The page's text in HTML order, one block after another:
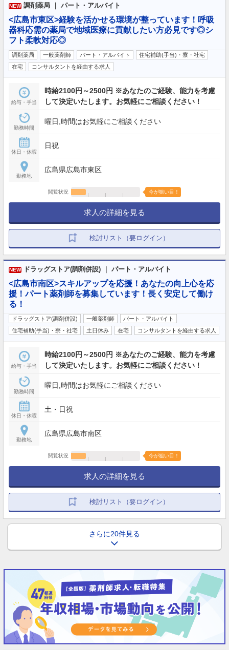
NEW 調剤薬局 ｜ パート・アルバイト
<広島市東区>経験を活かせる環境が整っています！呼吸
器科応需の薬局で地域医療に貢献したい方必見です◎シ
フト柔軟対応◎
調剤薬局 一般薬剤師 パート・アルバイト
住宅補助(手当)・寮・社宅
在宅
コンサルタントを経由する求人
給与・手当
時給2100円～2500円 ※あなたのご経験、能力を考慮
して決定いたします。お気軽にご相談ください！
勤務時間
曜日,時間はお気軽にご相談ください
休日・休暇
日祝
勤務地
広島県広島市東区
閲覧状況 今が狙い目！
求人の詳細を見る
検討リスト（要ログイン）
NEW ドラッグストア(調剤併設) ｜ パート・アルバイト
<広島市南区>スキルアップを応援！あなたの向上心を応
援！パート薬剤師を募集しています！長く安定して働け
る！
ドラッグストア(調剤併設) 一般薬剤師
パート・アルバイト
住宅補助(手当)・寮・社宅
土日休み 在宅 コンサルタントを経由する求人
給与・手当
時給2100円～2500円 ※あなたのご経験、能力を考慮
して決定いたします。お気軽にご相談ください！
勤務時間
曜日,時間はお気軽にご相談ください
休日・休暇
土・日祝
勤務地
広島県広島市南区
閲覧状況 今が狙い目！
求人の詳細を見る
検討リスト（要ログイン）
さらに20件見る